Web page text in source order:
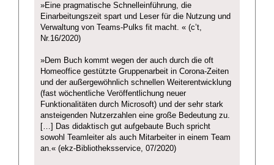
»Eine pragmatische Schnelleinführung, die
Einarbeitungszeit spart und Leser für die Nutzung und
Verwaltung von Teams-Pulks fit macht. « (c’t,
Nr.16/2020)
»Dem Buch kommt wegen der auch durch die oft
Homeoffice gestützte Gruppenarbeit in Corona-Zeiten
und der außergewöhnlich schnellen Weiterentwicklung
(fast wöchentliche Veröffentlichung neuer
Funktionalitäten durch Microsoft) und der sehr stark
ansteigenden Nutzerzahlen eine große Bedeutung zu.
[…] Das didaktisch gut aufgebaute Buch spricht
sowohl Teamleiter als auch Mitarbeiter in einem Team
an.« (ekz-Bibliotheksservice, 07/2020)